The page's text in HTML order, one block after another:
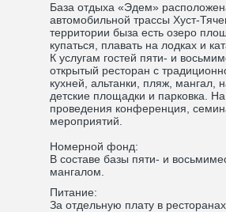
База отдыха «Эдем»
автомобильной трассы Хуст-
территории быза есть озеро
купаться, плавать на лодках и
К услугам гостей пяти- и
открытый ресторан с
кухней, альтанки, пляж, мангал,
детские площадки и парковка.
проведения конференция,
мероприятий.
Номерной фонд:
В составе базы пяти- и
мангалом.
Питание:
За отдельную плату в